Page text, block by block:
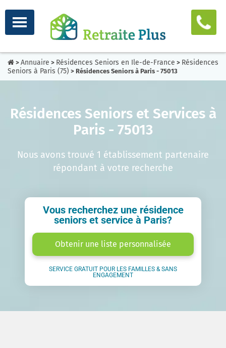
> Annuaire > Résidences Seniors en Ile-de-France > Résidences
Seniors à Paris (75) > Résidences Seniors à Paris - 75013
Résidences Seniors et Services à
Paris - 75013
Nous avons trouvé 1 établissement partenaire
répondant à votre recherche
Vous recherchez une résidence
seniors et service à Paris?
Obtenir une liste personnalisée
SERVICE GRATUIT POUR LES FAMILLES & SANS
ENGAGEMENT